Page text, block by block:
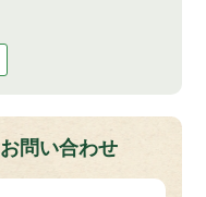
お問い合わせ